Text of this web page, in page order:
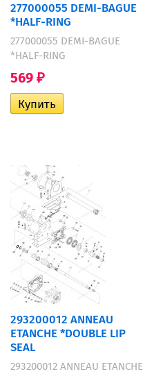
277000055 DEMI-BAGUE
*HALF-RING
277000055 DEMI-BAGUE
*HALF-RING
569 ₽
293200012 ANNEAU
ETANCHE *DOUBLE LIP
SEAL
293200012 ANNEAU ETANCHE